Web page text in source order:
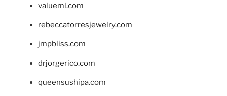
valueml.com
rebeccatorresjewelry.com
jmpbliss.com
drjorgerico.com
queensushipa.com